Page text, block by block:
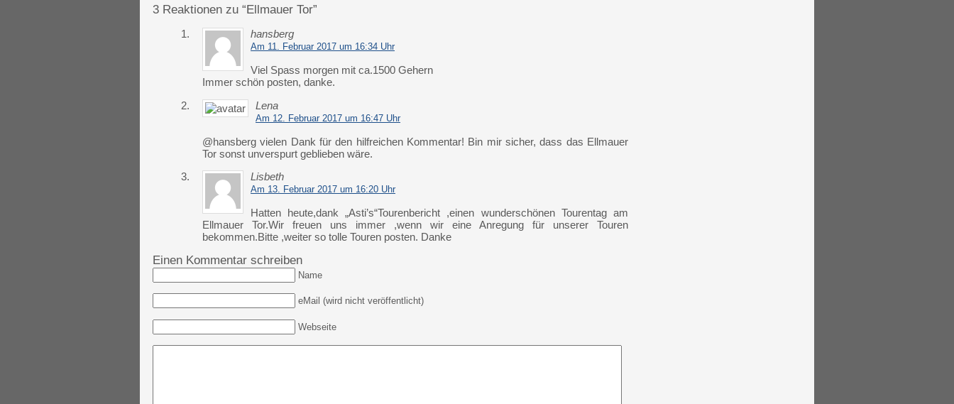
3 Reaktionen zu “Ellmauer Tor”
1. hansberg
Am 11. Februar 2017 um 16:34 Uhr
Viel Spass morgen mit ca.1500 Gehern
Immer schön posten, danke.
2.
Lena
Am 12. Februar 2017 um 16:47 Uhr
@hansberg vielen Dank für den hilfreichen Kommentar! Bin mir sicher, dass das Ellmauer
Tor sonst unverspurt geblieben wäre.
3.
Lisbeth
Am 13. Februar 2017 um 16:20 Uhr
Hatten heute,dank „Asti’s“Tourenbericht ,einen wunderschönen Tourentag am
Ellmauer Tor.Wir freuen uns immer ,wenn wir eine Anregung für unserer Touren
bekommen.Bitte ,weiter so tolle Touren posten. Danke
Einen Kommentar schreiben
Name
eMail (wird nicht veröffentlicht)
Webseite